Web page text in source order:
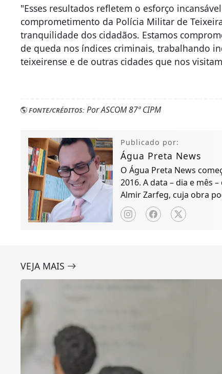
"Esses resultados refletem o esforço
comprometimento da Polícia Militar de
tranquilidade dos cidadãos. Estamos
de queda nos índices criminais, trabalhando
teixeirense e de outras cidades que nos
FONTE/CRÉDITOS: Por ASCOM 87ª CIPM
Publicado por:
Água Preta News
O Água Preta News
2016. A data – dia e mês
Almir Zarfeg, cuja obra
de notícias e
VEJA MAIS